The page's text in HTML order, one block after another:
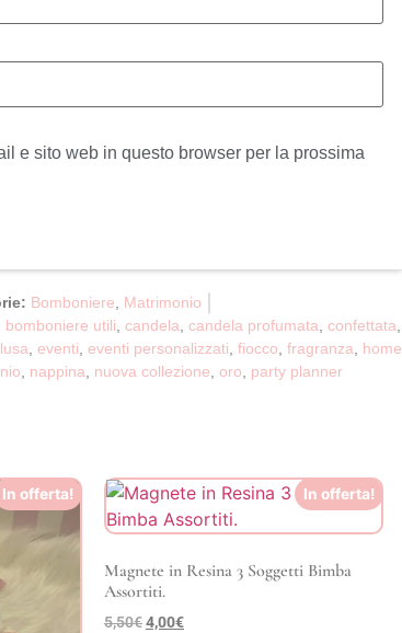
e sito web in questo browser per la prossima
Bomboniere, Matrimonio
bomboniere utili, candela, candela profumata, confettata,
, eventi, eventi personalizzati, fiocco, fragranza, home
, nappina, nuova collezione, oro, party planner
In offerta! In offerta!
Magnete in Resina 3 Soggetti Bimba
Assortiti.
5,50€4,00€